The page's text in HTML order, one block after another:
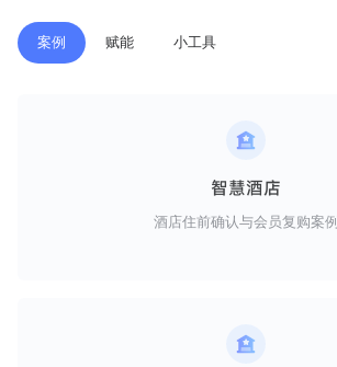
案例 赋能 小工具
智慧酒店
酒店住前确认与会员复购案例